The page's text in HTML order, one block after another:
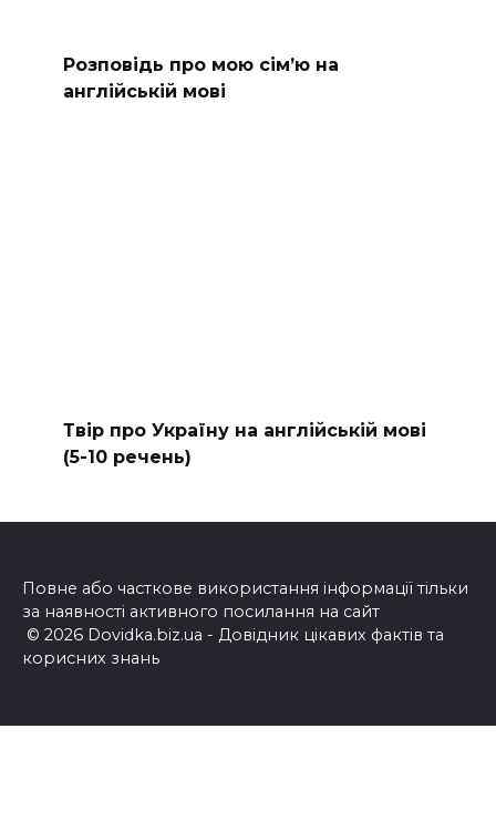
Розповідь про мою сім’ю на
англійській мові
Твір про Україну на англійській мові
(5-10 речень)
Повне або часткове використання інформації тільки
за наявності активного посилання на сайт
© 2026 Dovidka.biz.ua - Довідник цікавих фактів та
корисних знань